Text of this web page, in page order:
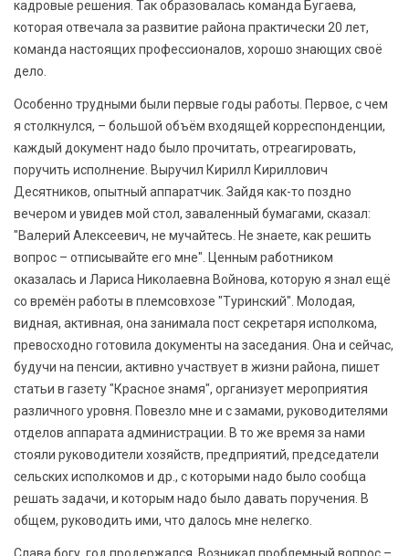
кадровые решения. Так образовалась команда Бугаева,
которая отвечала за развитие района практически 20 лет,
команда настоящих профессионалов, хорошо знающих своё
дело.
Особенно трудными были первые годы работы. Первое, с чем
я столкнулся, – большой объём входящей корреспонденции,
каждый документ надо было прочитать, отреагировать,
поручить исполнение. Выручил Кирилл Кириллович
Десятников, опытный аппаратчик. Зайдя как-то поздно
вечером и увидев мой стол, заваленный бумагами, сказал:
"Валерий Алексеевич, не мучайтесь. Не знаете, как решить
вопрос – отписывайте его мне". Ценным работником
оказалась и Лариса Николаевна Войнова, которую я знал ещё
со времён работы в племсовхозе "Туринский". Молодая,
видная, активная, она занимала пост секретаря исполкома,
превосходно готовила документы на заседания. Она и сейчас,
будучи на пенсии, активно участвует в жизни района, пишет
статьи в газету "Красное знамя", организует мероприятия
различного уровня. Повезло мне и с замами, руководителями
отделов аппарата администрации. В то же время за нами
стояли руководители хозяйств, предприятий, председатели
сельских исполкомов и др., с которыми надо было сообща
решать задачи, и которым надо было давать поручения. В
общем, руководить ими, что далось мне нелегко.